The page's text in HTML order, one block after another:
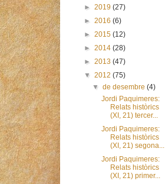
► 2019 (27)
► 2016 (6)
► 2015 (12)
► 2014 (28)
► 2013 (47)
▼ 2012 (75)
▼de desembre(4)
Jordi Paquimeres:
Relats històrics
(XI, 21) tercer...
Jordi Paquimeres:
Relats històrics
(XI, 21) segona...
Jordi Paquimeres:
Relats històrics
(XI, 21) primer...